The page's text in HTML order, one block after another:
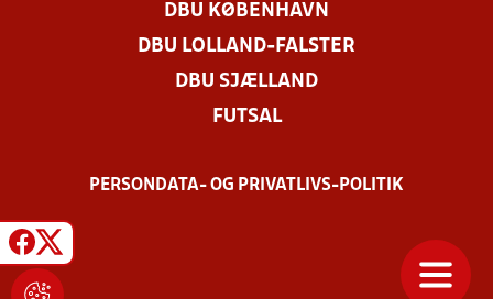
DBU KØBENHAVN
DBU LOLLAND-FALSTER
DBU SJÆLLAND
FUTSAL
PERSONDATA- OG PRIVATLIVS-POLITIK